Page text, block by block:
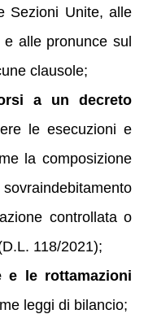
Sezioni Unite, alle
e alle pronunce sul
clausole;
a un decreto
le esecuzioni e
la composizione
controllata o
118/2021);
e le rottamazioni
leggi di bilancio;